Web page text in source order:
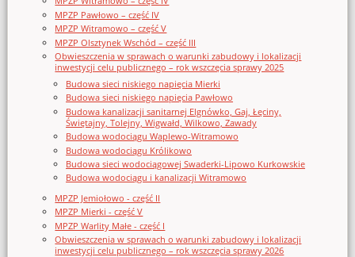
MPZP Pawłowo – część IV
MPZP Witramowo – część V
MPZP Olsztynek Wschód – część III
Obwieszczenia w sprawach o warunki zabudowy i lokalizacji
inwestycji celu publicznego – rok wszczęcia sprawy 2025
Budowa sieci niskiego napięcia Mierki
Budowa sieci niskiego napięcia Pawłowo
Budowa kanalizacji sanitarnej Elgnówko, Gaj, Łęciny,
Świętajny, Tolejny, Wigwałd, Wilkowo, Zawady
Budowa wodociągu Waplewo-Witramowo
Budowa wodociągu Królikowo
Budowa sieci wodociągowej Swaderki-Lipowo Kurkowskie
Budowa wodociągu i kanalizacji Witramowo
MPZP Jemiołowo - część II
MPZP Mierki - część V
MPZP Warlity Małe - część I
Obwieszczenia w sprawach o warunki zabudowy i lokalizacji
inwestycji celu publicznego – rok wszczęcia sprawy 2026